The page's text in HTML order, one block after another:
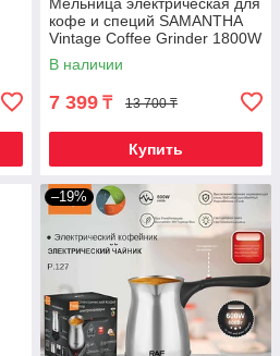
Мельница электрическая для
кофе и специй SAMANTHA
Vintage Coffee Grinder 1800W
(Оливковый)
В наличии
7 399 ₸ 13 700 ₸
Купить
–19%